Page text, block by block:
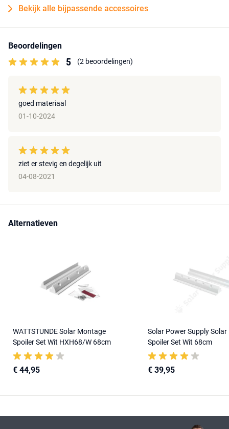
Bekijk alle bijpassende accessoires
Beoordelingen
5 (2 beoordelingen)
goed materiaal
01-10-2024
ziet er stevig en degelijk uit
04-08-2021
Alternatieven
WATTSTUNDE Solar Montage
Spoiler Set Wit HXH68/W 68cm
€ 44,95
Solar Power Supply
Spoiler Set Wit 68cm
€ 39,95